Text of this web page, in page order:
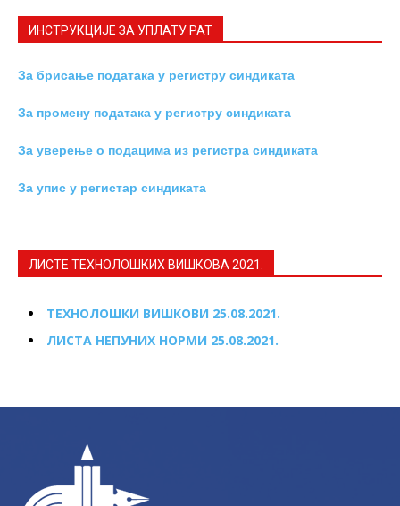
ИНСТРУКЦИЈE ЗА УПЛАТУ РАТ
За брисање података у регистру синдиката
За промену података у регистру синдиката
За уверење о подацима из регистра синдиката
За упис у регистар синдиката
ЛИСТЕ ТЕХНОЛОШКИХ ВИШКОВА 2021.
ТЕХНОЛОШКИ ВИШКОВИ 25.08.2021.
ЛИСТА НЕПУНИХ НОРМИ 25.08.2021.